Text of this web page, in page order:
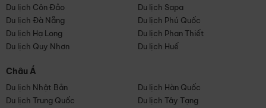
Du lịch Côn Đảo
Du lịch Sapa
Du lịch Đà Nẵng
Du lịch Phú Quốc
Du lịch Hạ Long
Du lịch Phan Thiết
Du lịch Quy Nhơn
Du lịch Huế
Châu Á
Du lịch Nhật Bản
Du lịch Hàn Quốc
Du lịch Trung Quốc
Du lịch Tây Tạng